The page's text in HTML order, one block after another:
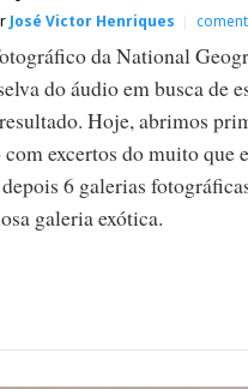
José Victor Henriques
da National
do áudio em busca de
Hoje, abrimos
excertos do muito que
6 galerias
galeria exótica.